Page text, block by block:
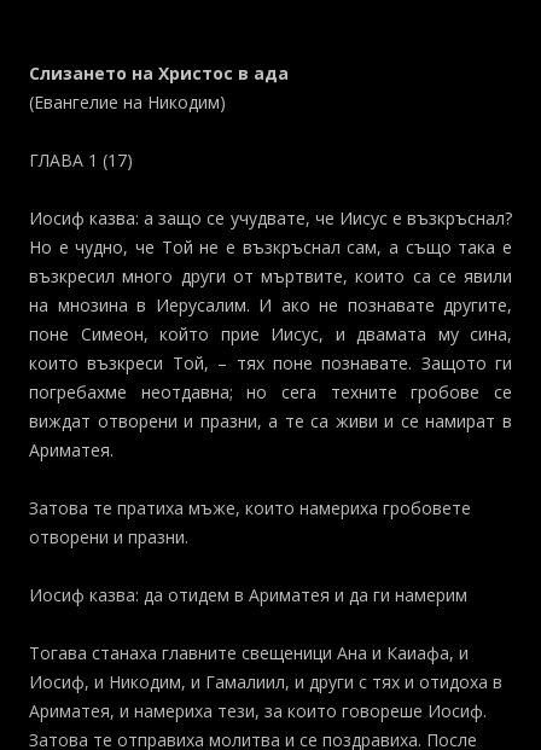
Слизането на Христос в ада
(Евангелие на Никодим)
ГЛАВА 1 (17)
Иосиф казва: а защо се учудвате, че Иисус е възкръснал?
Но е чудно, че Той не е възкръснал сам, а също така е
възкресил много други от мъртвите, които са се явили
на мнозина в Иерусалим. И ако не познавате другите,
поне Симеон, който прие Иисус, и двамата му сина,
които възкреси Той, – тях поне познавате. Защото ги
погребахме неотдавна; но сега техните гробове се
виждат отворени и празни, а те са живи и се намират в
Ариматея.
Затова те пратиха мъже, които намериха гробовете
отворени и празни.
Иосиф казва: да отидем в Ариматея и да ги намерим
Тогава станаха главните свещеници Ана и Каиафа, и
Иосиф, и Никодим, и Гамалиил, и други с тях и отидоха в
Ариматея, и намериха тези, за които говореше Иосиф.
Затова те отправиха молитва и се поздравиха. После